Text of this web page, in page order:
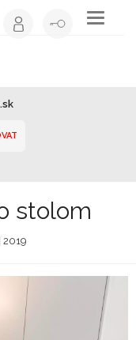
Toggle
stolom
2019